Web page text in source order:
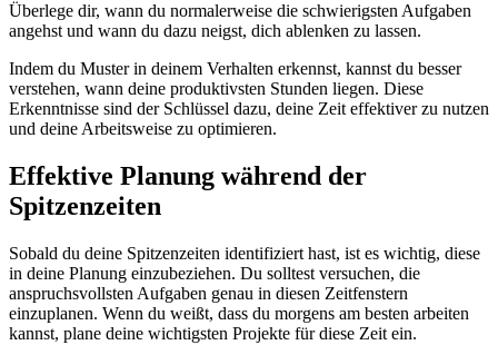
Überlege dir, wann du normalerweise die schwierigsten Aufgaben
angehst und wann du dazu neigst, dich ablenken zu lassen.
Indem du Muster in deinem Verhalten erkennst, kannst du besser
verstehen, wann deine produktivsten Stunden liegen. Diese
Erkenntnisse sind der Schlüssel dazu, deine Zeit effektiver zu nutzen
und deine Arbeitsweise zu optimieren.
Effektive Planung während der
Spitzenzeiten
Sobald du deine Spitzenzeiten identifiziert hast, ist es wichtig, diese
in deine Planung einzubeziehen. Du solltest versuchen, die
anspruchsvollsten Aufgaben genau in diesen Zeitfenstern
einzuplanen. Wenn du weißt, dass du morgens am besten arbeiten
kannst, plane deine wichtigsten Projekte für diese Zeit ein.